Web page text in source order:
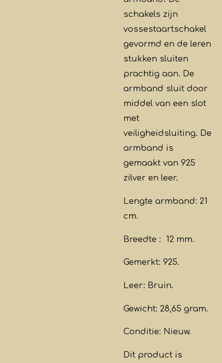
schakels zijn
vossestaartschakel
gevormd en de leren
stukken sluiten
prachtig aan. De
armband sluit door
middel van een slot
met
veiligheidsluiting. De
armband is
gemaakt van 925
zilver en leer.
Lengte armband: 21
cm.
Breedte : 12 mm.
Gemerkt: 925.
Leer: Bruin.
Gewicht: 28,65 gram.
Conditie: Nieuw.
Dit product is